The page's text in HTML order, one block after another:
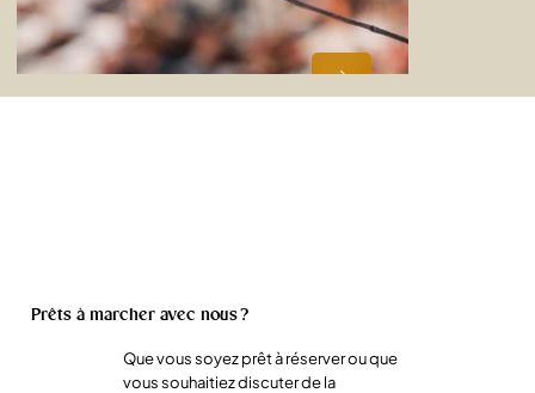
Prêts à marcher avec nous ?
Que vous soyez prêt à réserver ou que
vous souhaitiez discuter de la